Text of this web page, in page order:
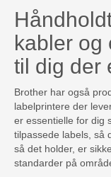
kabler og
til dig der
Brother har også
labelprintere der
er essentielle for dig
tilpassede labels, så
så det holder, er
standarder på